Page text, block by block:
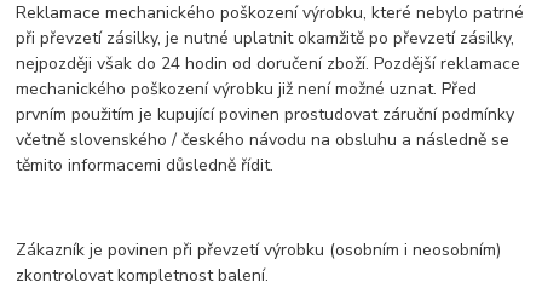
Reklamace mechanického poškození výrobku, které nebylo patrné
při převzetí zásilky, je nutné uplatnit okamžitě po převzetí zásilky,
nejpozději však do 24 hodin od doručení zboží. Pozdější reklamace
mechanického poškození výrobku již není možné uznat. Před
prvním použitím je kupující povinen prostudovat záruční podmínky
včetně slovenského / českého návodu na obsluhu a následně se
těmito informacemi důsledně řídit.
Zákazník je povinen při převzetí výrobku (osobním i neosobním)
zkontrolovat kompletnost balení.